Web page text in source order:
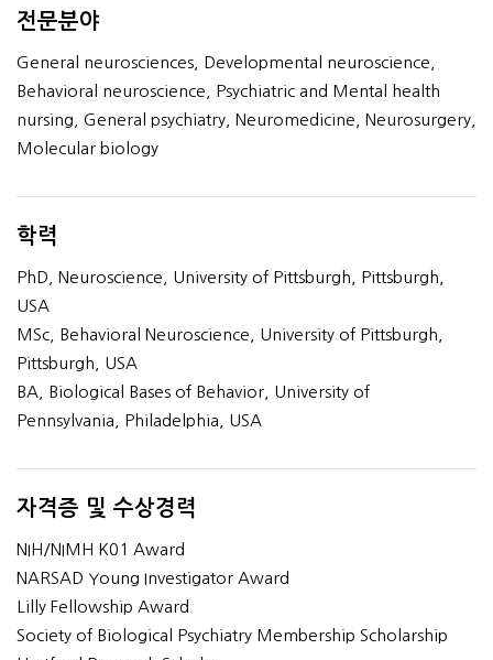
전문분야
General neurosciences, Developmental neuroscience,
Behavioral neuroscience, Psychiatric and Mental health
nursing, General psychiatry, Neuromedicine, Neurosurgery,
Molecular biology
학력
PhD, Neuroscience, University of Pittsburgh, Pittsburgh,
USA
MSc, Behavioral Neuroscience, University of Pittsburgh,
Pittsburgh, USA
BA, Biological Bases of Behavior, University of
Pennsylvania, Philadelphia, USA
자격증 및 수상경력
NIH/NIMH K01 Award
NARSAD Young Investigator Award
Lilly Fellowship Award
Society of Biological Psychiatry Membership Scholarship